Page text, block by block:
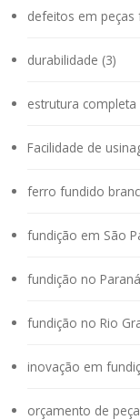
defeitos em peças
durabilidade (3)
estrutura
Facilidade de
ferro fundido
fundição em São
fundição no
fundição no Rio
inovação em
orçamento de